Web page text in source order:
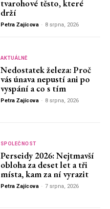
tvarohové těsto, které
drží
Petra Zajícova - 8 srpna, 2026
AKTUÁLNĚ
Nedostatek železa: Proč
vás únava nepustí ani po
vyspání a co s tím
Petra Zajícova - 8 srpna, 2026
SPOLEČNOST
Perseidy 2026: Nejtmavší
obloha za deset let a tři
místa, kam za ní vyrazit
Petra Zajícova - 7 srpna, 2026